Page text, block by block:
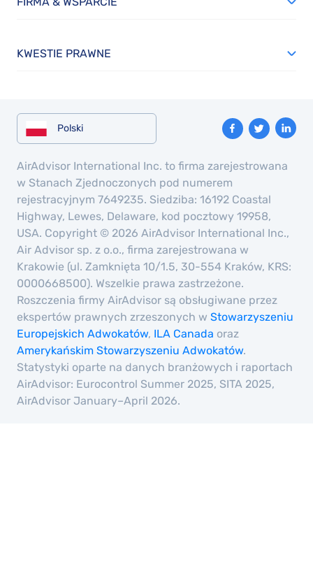
KWESTIE PRAWNE
Polski
AirAdvisor International Inc. to firma zarejestrowana
w Stanach Zjednoczonych pod numerem
rejestracyjnym 7649235. Siedziba: 16192 Coastal
Highway, Lewes, Delaware, kod pocztowy 19958,
USA. Copyright © 2026 AirAdvisor International Inc.,
Air Advisor sp. z o.o., firma zarejestrowana w
Krakowie (ul. Zamknięta 10/1.5, 30-554 Kraków, KRS:
0000668500). Wszelkie prawa zastrzeżone.
Roszczenia firmy AirAdvisor są obsługiwane przez
ekspertów prawnych zrzeszonych w Stowarzyszeniu
Europejskich Adwokatów, ILA Canada oraz
Amerykańskim Stowarzyszeniu Adwokatów.
Statystyki oparte na danych branżowych i raportach
AirAdvisor: Eurocontrol Summer 2025, SITA 2025,
AirAdvisor January–April 2026.